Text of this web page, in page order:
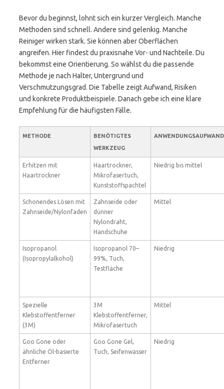
Bevor du beginnst, lohnt sich ein kurzer Vergleich. Manche
Methoden sind schnell. Andere sind gelenkig. Manche
Reiniger wirken stark. Sie können aber Oberflächen
angreifen. Hier findest du praxisnahe Vor- und Nachteile. Du
bekommst eine Orientierung. So wählst du die passende
Methode je nach Halter, Untergrund und
Verschmutzungsgrad. Die Tabelle zeigt Aufwand, Risiken
und konkrete Produktbeispiele. Danach gebe ich eine klare
Empfehlung für die häufigsten Fälle.
METHODE
BENÖTIGTES
WERKZEUG
ANWENDUNGSAUFWAND
Erhitzen mit
Haartrockner
Haartrockner,
Mikrofasertuch,
Kunststoffspachtel
Niedrig bis mittel
Schonendes Lösen mit
Zahnseide/Nylonfaden
Zahnseide oder
dünner
Nylondraht,
Handschuhe
Mittel
Isopropanol
(Isopropylalkohol)
Isopropanol 70–
99%, Tuch,
Testfläche
Niedrig
Spezielle
Klebstoffentferner
(3M)
3M
Klebstoffentferner,
Mikrofasertuch
Mittel
Goo Gone oder
ähnliche Öl-basierte
Entferner
Goo Gone Gel,
Tuch, Seifenwasser
Niedrig